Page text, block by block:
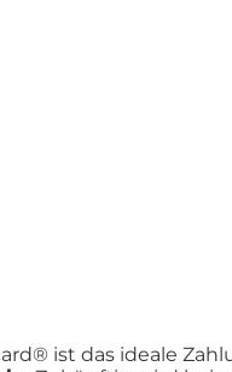
ist das ideale